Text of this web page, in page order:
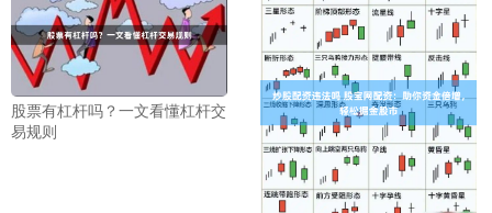
股票有杠杆吗？一文看懂杠杆交
易规则